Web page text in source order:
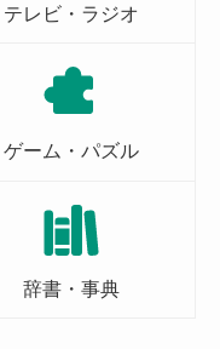
テレビ・ラジオ
ゲーム・パズル
辞書・事典